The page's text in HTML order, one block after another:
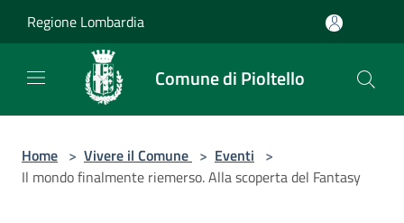
Regione Lombardia
Comune di Pioltello
Home > Vivere il Comune > Eventi >
Il mondo finalmente riemerso. Alla scoperta del Fantasy